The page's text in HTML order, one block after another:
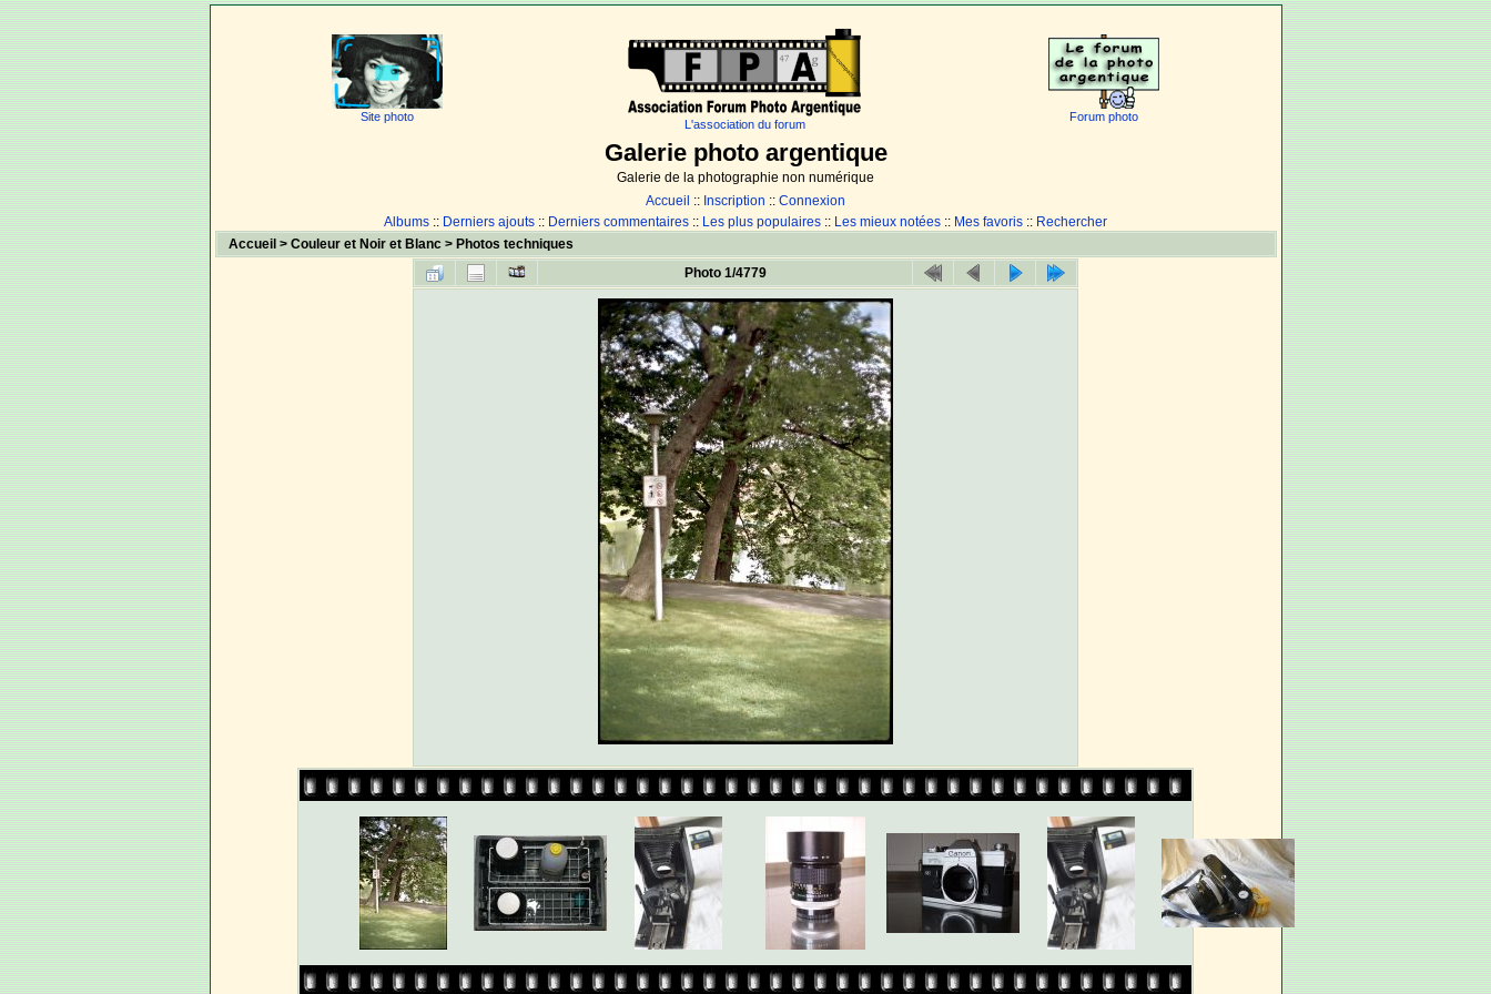
Site photo
L'association du forum
Forum photo
Galerie photo argentique
Galerie de la photographie non numérique
Accueil :: Inscription :: Connexion
Albums :: Derniers ajouts :: Derniers commentaires :: Les plus populaires :: Les mieux notées :: Mes favoris :: Rechercher
Accueil > Couleur et Noir et Blanc> Photos techniques
Photo 1/4779